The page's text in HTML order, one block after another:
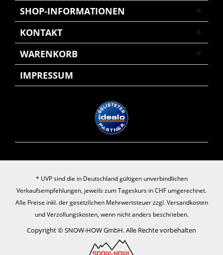
SHOP-INFORMATIONEN
KONTAKT
WARENKORB
IMPRESSUM
* UVP sind die in Deutschland gültigen unverbindlichen
Verkaufsempfehlungen, jeweils zum Tageskurs in CHF umgerechnet.
Alle Preise inkl. der gesetzlichen Mehrwertsteuer zzgl.Versandkosten
und Verzollungskosten, wenn nicht anders beschrieben.
Copyright © SNOW-HOW GmbH. Alle Rechte vorbehalten